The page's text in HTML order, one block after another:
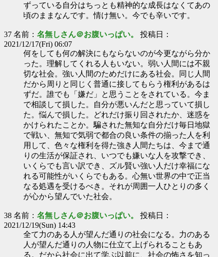
ずっている自分はちっとも精神的な成長はなくてあの
頃のままなんです。情け無い。今でも辛いです。
37 名前： 名無しさん＠お腹いっぱい。 投稿日：
2021/12/17(Fri) 06:07
何をしても何の解決にもならないのが今更ながら分か
った。理解してくれる人もいない。弱い人間には不親
切な社会。強い人間のためだけにある社会。同じ人間
だから周りと同じく普通に接してもらう権利があるは
ずだ。誰でも「嫌だ」と思うことをされている。今ま
で相談して損した。自分が悪いんだと思っていて損し
た。悩んで損した。どれだけ振り回されたか、迷惑を
かけられたことか。騙された無知な自分だけ毎日地獄
で戦い、無知で気弱で都合の良い条件の揃った人を利
用して、色々な権利を得た強き人間たちは、今まで通
りの生活が保証され、いつでも嫌いな人を攻撃でき、
いくらでも言い訳でき、ズル賢い強い人だけ幸福にな
れる可能性がいくらでもある。心無い世界の中で正当
なる処遇を受けるべき。それが周囲一人ひとりの多く
が心から望んでいた社会。
38 名前： 名無しさん＠お腹いっぱい。 投稿日：
2021/12/19(Sun) 14:43
全て力のある人が望んだ通りの社会になる。力のある
人が望んだ通りの人物に仕立て上げられることもあ
る。だから社会に出て学ぶ以前に、社会の怖さを知っ